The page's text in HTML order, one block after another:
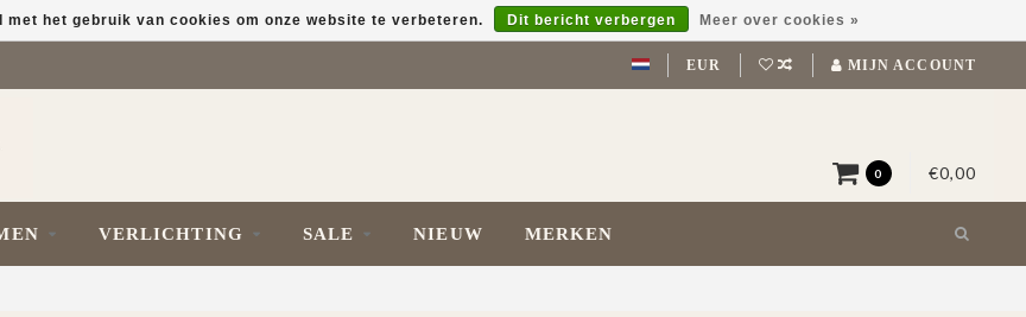
EUR MIJN ACCOUNT
0 €0,00
VERLICHTING SALE NIEUW MERKEN
het gebruik van cookies om onze website te verbeteren. Dit bericht verbergen Meer over cookies »